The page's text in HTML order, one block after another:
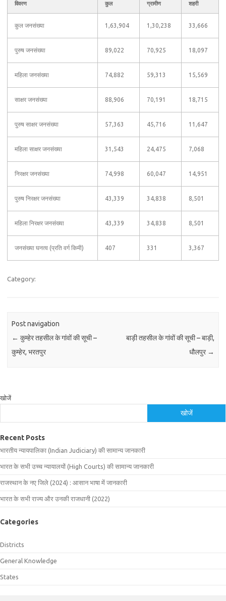
विवरण कुल ग्रामीण शहरी
कुल जनसंख्या 1,63,904 1,30,238 33,666
पुरुष जनसंख्या 89,022 70,925 18,097
महिला जनसंख्या 74,882 59,313 15,569
साक्षर जनसंख्या 88,906 70,191 18,715
पुरुष साक्षर जनसंख्या 57,363 45,716 11,647
महिला साक्षर जनसंख्या 31,543 24,475 7,068
निरक्षर जनसंख्या 74,998 60,047 14,951
पुरुष निरक्षर जनसंख्या 43,339 34,838 8,501
महिला निरक्षर जनसंख्या 43,339 34,838 8,501
जनसंख्या घनत्व (प्रति वर्ग किमी) 407 331 3,367
Category:
Post navigation
← कुम्हेर तहसील के गांवों की सूची –
कुम्हेर, भरतपुर
बाड़ी तहसील के गांवों की सूची – बाड़ी,
धौलपुर →
खोजें
खोजें
Recent Posts
भारतीय न्यायपालिका (Indian Judiciary) की सामान्य जानकारी
भारत के सभी उच्च न्यायालयों (High Courts) की सामान्य जानकारी
राजस्थान के नए जिले (2024) : आसान भाषा में जानकारी
भारत के सभी राज्य और उनकी राजधानी (2022)
Categories
Districts
General Knowledge
States